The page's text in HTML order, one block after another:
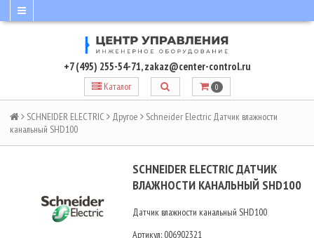
+7 (495) 255-54-71,zakaz@center-control.ru
Каталог 0
SCHNEIDER ELECTRIC Другое
Schneider Electric Датчик влажности
канальный SHD100
SCHNEIDER ELECTRIC ДАТЧИК
ВЛАЖНОСТИ КАНАЛЬНЫЙ SHD100
Датчик влажности канальный SHD100
Артикул: 006902321